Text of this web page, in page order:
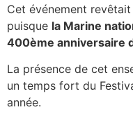
Cet événement
puisque la Marine
400ème anniversaire
La présence de cet
un temps fort du
année.